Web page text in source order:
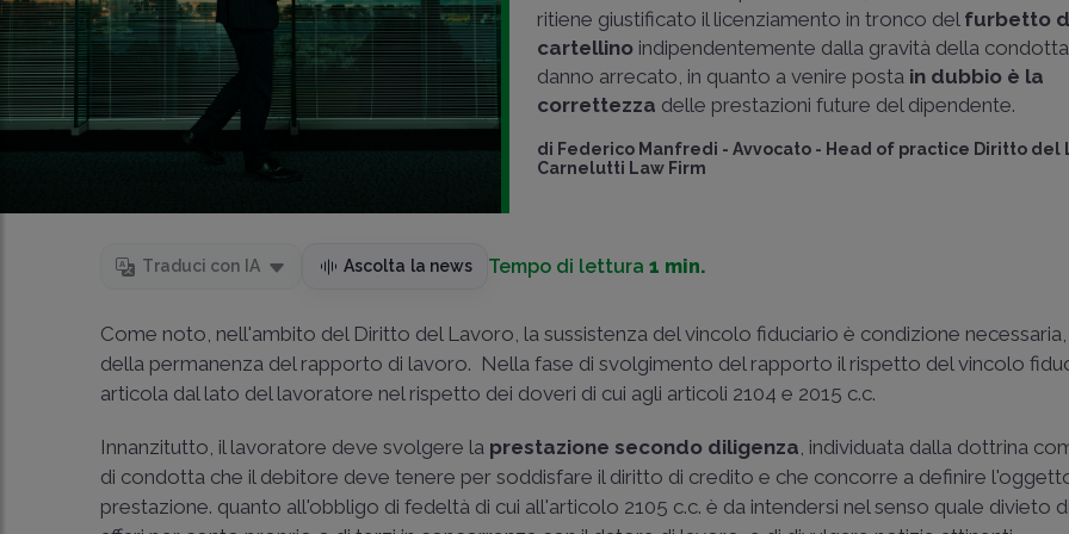
ritiene giustificato il licenziamento in tronco del furbetto
cartellino indipendentemente dalla gravità della
danno arrecato, in quanto a venire posta in dubbio è la
correttezza delle prestazioni future del dipendente.
di Federico Manfredi -Avvocato - Head of practice Diritto del
Carnelutti Law Firm
Traduci con IA Ascolta la news Tempo di lettura1 min.
Come noto, nell'ambito del Diritto del Lavoro, la sussistenza del vincolo fiduciario è condizione
della permanenza del rapporto di lavoro. Nella fase di svolgimento del rapporto il rispetto del vincolo
articola dal lato del lavoratore nel rispetto dei doveri di cui agli articoli 2104 e 2015 c.c.
Innanzitutto, il lavoratore deve svolgere la prestazione secondo diligenza, individuata dalla dottrina
di condotta che il debitore deve tenere per soddisfare il diritto di credito e che concorre a definire
prestazione. quanto all'obbligo di fedeltà di cui all'articolo 2105 c.c. è da intendersi nel senso quale divieto